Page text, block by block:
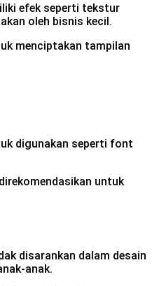
efek seperti tekstur
oleh bisnis kecil.
menciptakan tampilan
digunakan seperti font
untuk
disarankan dalam desain
anak.